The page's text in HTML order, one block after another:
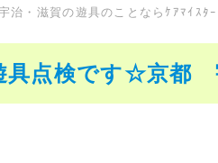
・滋賀の遊具のことならｹｱﾏｲｽﾀｰ
具点検です☆京都